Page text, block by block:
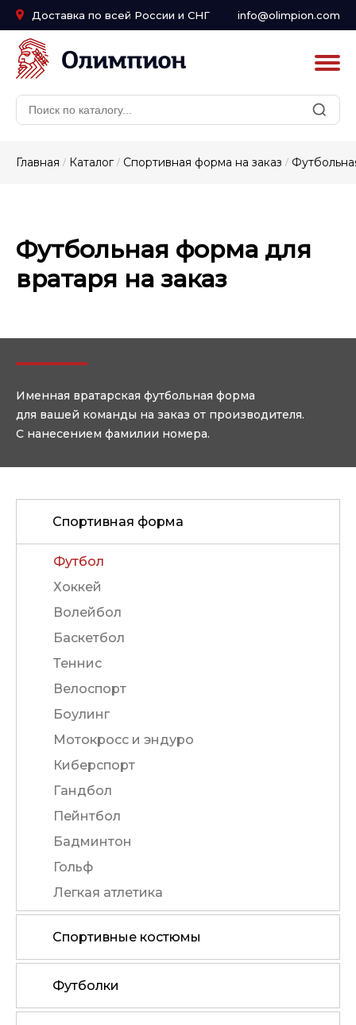
Доставка по всей России и СНГ info@olimpion.com
Главная / Каталог / Спортивная форма на заказ /
Футбольная форма для
вратаря на заказ
Именная вратарская футбольная форма
для вашей команды на заказ от производителя.
С нанесением фамилии номера.
Спортивная форма
Футбол
Хоккей
Волейбол
Баскетбол
Теннис
Велоспорт
Боулинг
Мотокросс и эндуро
Киберспорт
Гандбол
Пейнтбол
Бадминтон
Гольф
Легкая атлетика
Спортивные костюмы
Футболки